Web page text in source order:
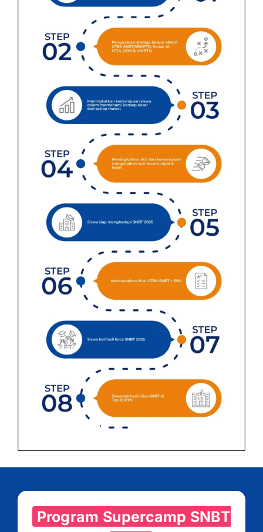
Program Supercamp SNBT